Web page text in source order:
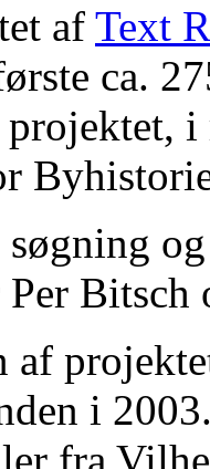
af Text
ca.
i
Bitsch
af
i
fra